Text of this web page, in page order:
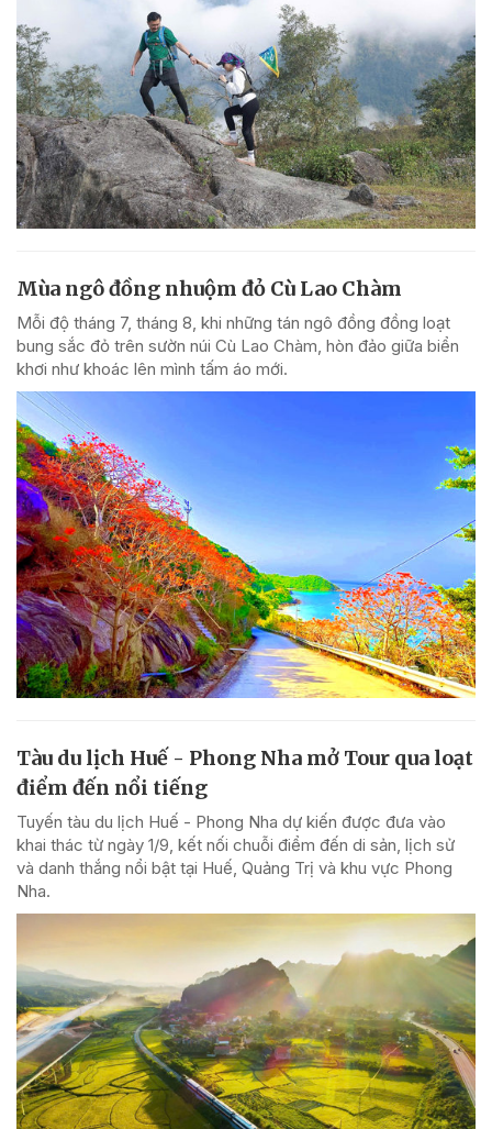
Mùa ngô đồng nhuộm đỏ Cù Lao Chàm
Mỗi độ tháng 7, tháng 8, khi những tán ngô đồng đồng loạt
bung sắc đỏ trên sườn núi Cù Lao Chàm, hòn đảo giữa biển
khơi như khoác lên mình tấm áo mới.
Tàu du lịch Huế - Phong Nha mở Tour qua loạt
điểm đến nổi tiếng
Tuyến tàu du lịch Huế - Phong Nha dự kiến được đưa vào
khai thác từ ngày 1/9, kết nối chuỗi điểm đến di sản, lịch sử
và danh thắng nổi bật tại Huế, Quảng Trị và khu vực Phong
Nha.